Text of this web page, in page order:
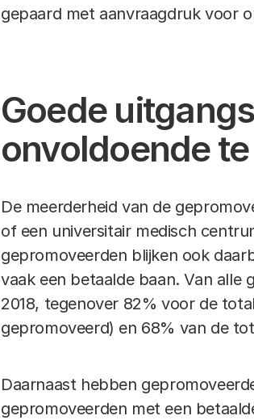
gepaard met aanvraagdruk voor
Goede
onvoldoende
De meerderheid van de
of een universitair medisch
gepromoveerden blijken ook
vaak een betaalde baan. Van alle
2018, tegenover 82% voor de
gepromoveerd) en 68% van de
Daarnaast hebben
gepromoveerden met een